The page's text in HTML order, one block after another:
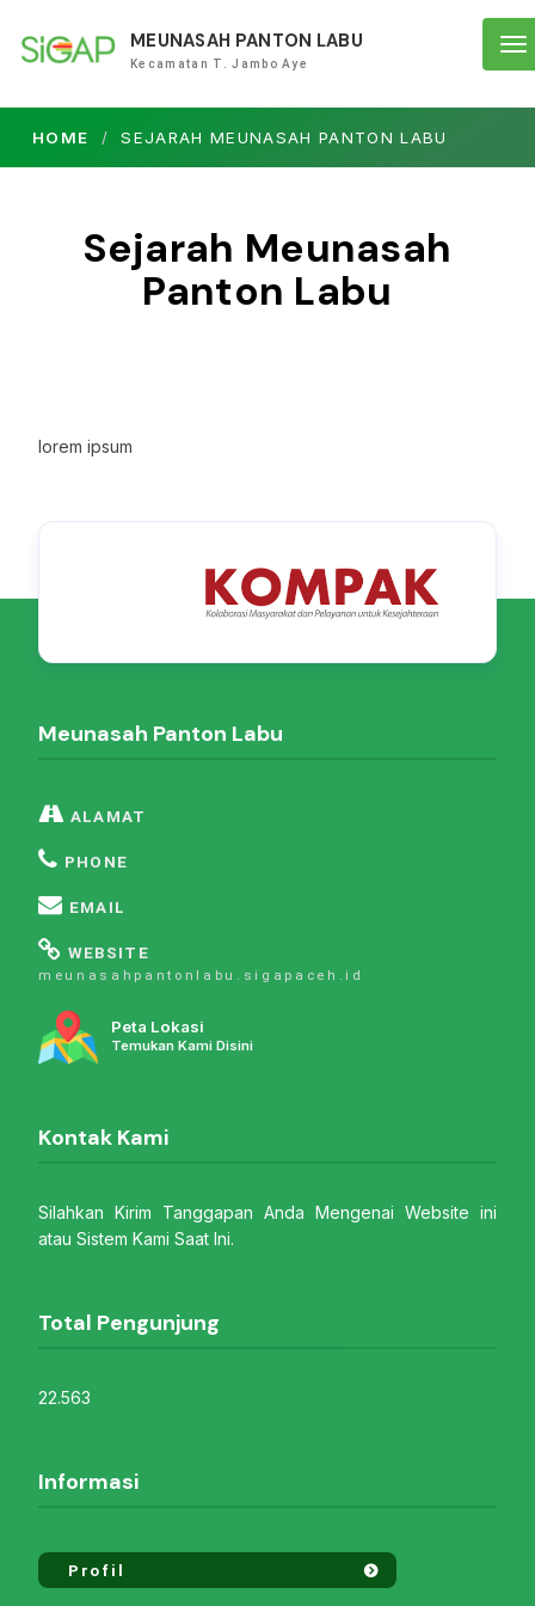
MEUNASAH PANTON LABU
Kecamatan T. Jambo Aye
HOME SEJARAH MEUNASAH PANTON LABU
Sejarah Meunasah
Panton Labu
lorem ipsum
Meunasah Panton Labu
ALAMAT
PHONE
EMAIL
WEBSITE
meunasahpantonlabu.sigapaceh.id
Peta Lokasi
Temukan Kami Disini
Kontak Kami
Silahkan Kirim Tanggapan Anda Mengenai Website ini
atau Sistem Kami Saat Ini.
Total Pengunjung
22.563
Informasi
Profil